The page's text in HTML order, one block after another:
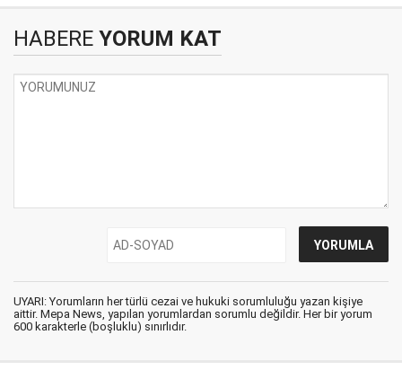
HABERE YORUM KAT
UYARI: Yorumların her türlü cezai ve hukuki sorumluluğu yazan kişiye
aittir. Mepa News, yapılan yorumlardan sorumlu değildir. Her bir yorum
600 karakterle (boşluklu) sınırlıdır.